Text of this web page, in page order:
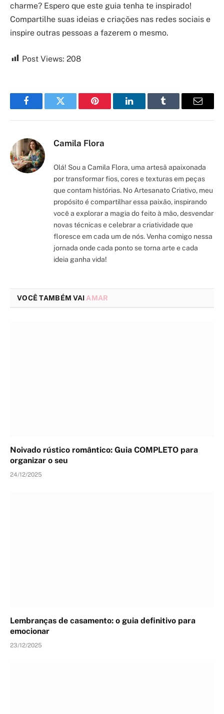
charme? Espero que este guia tenha te inspirado!
Compartilhe suas ideias e criações nas redes sociais e
inspire outras pessoas a fazerem o mesmo.
Post Views: 208
FacebookTwitter Pinterest LinkedInTumblr Email
Camila Flora
Olá! Sou a Camila Flora, uma artesã apaixonada
por transformar fios, cores e texturas em peças
que contam histórias. No Artesanato Criativo, meu
propósito é compartilhar essa paixão, inspirando
você a explorar a magia do feito à mão, desvendar
novas técnicas e celebrar a criatividade que
floresce em cada um de nós. Venha comigo nessa
jornada onde cada ponto se torna arte e cada
ideia ganha vida!
VOCÊ TAMBÉM VAI AMAR
Noivado rústico romântico: Guia COMPLETO para
organizar o seu
24/12/2025
Lembranças de casamento: o guia definitivo para
emocionar
23/12/2025